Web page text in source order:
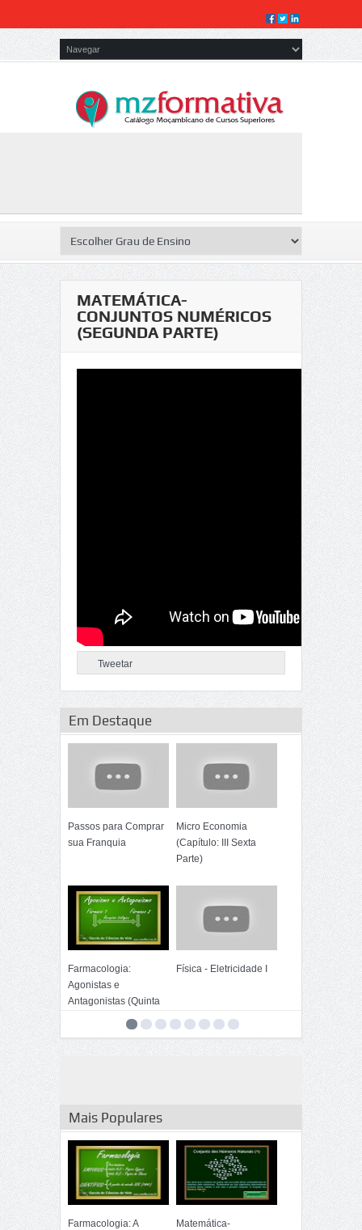
MATEMÁTICA-
CONJUNTOS NUMÉRICOS
(SEGUNDA PARTE)
Tweetar
Em Destaque
Passos para Comprar
sua Franquia
Micro Economia
(Capítulo: III Sexta
Parte)
Farmacologia:
Agonistas e
Antagonistas (Quinta
Física - Eletricidade I
Mais Populares
Farmacologia: A
Matemática-